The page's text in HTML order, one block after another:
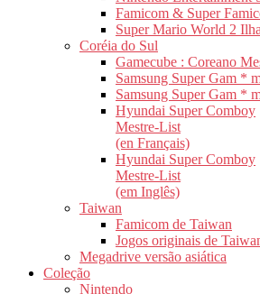
Famicom & Super
Super Mario World 2
Coréia do Sul
Gamecube : Coreano
Samsung Super Gam *
Samsung Super Gam *
Hyundai Super Comboy
Mestre-List
(en Français)
Hyundai Super Comboy
Mestre-List
(em Inglês)
Taiwan
Famicom de Taiwan
Jogos originais de
Megadrive versão asiática
Coleção
Nintendo